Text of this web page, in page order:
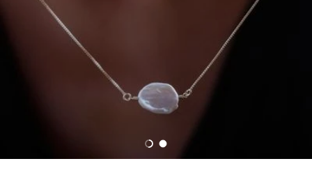
Carregar diapositivo 1 de 2
Carregar diapositivo 2 de 2